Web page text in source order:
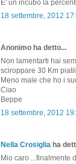
E' un incubo la
18 settembre, 2012
Anonimo ha detto...
Non lamentarti hai
sciroppare 30 Km
Meno male che ho i
Ciao
Beppe
18 settembre, 2012
Nella Crosiglia ha
Mio caro ...finalmente